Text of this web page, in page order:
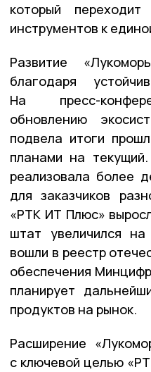
который
инструментов к
Развитие
благодаря
На пресс-
обновлению
подвела итоги
планами на
реализовала более
для заказчиков
«РТК ИТ Плюс»
штат увеличился
вошли в реестр
обеспечения
планирует
продуктов на рынок.
Расширение
с ключевой целью